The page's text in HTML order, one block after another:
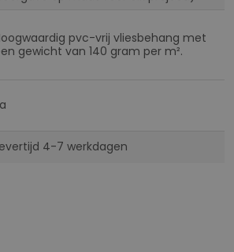
pvc-vrij vliesbehang met
gewicht van 140 gram per m².
4-7 werkdagen